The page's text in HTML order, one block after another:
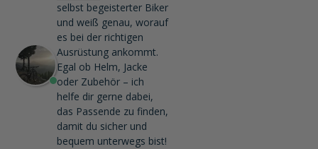
selbst begeisterter Biker
und weiß genau, worauf
es bei der richtigen
Ausrüstung ankommt.
Egal ob Helm, Jacke
oder Zubehör – ich
helfe dir gerne dabei,
das Passende zu finden,
damit du sicher und
bequem unterwegs bist!